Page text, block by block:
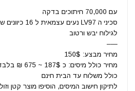
עם 70,000 חיתוכים בדקה
סכיני ה LV97 נעים עצמאית ל 16 כיוונים שונים
לגילוח יבש ורטוב
—–
מחיר מבצע: 150$
מחיר כולל מיסים: כ 187$ ~ 675 ₪ בלבד
כולל משלוח עד הבית חינם
לתיקון חישוב המיסים, הוסיפו מוצר קטן